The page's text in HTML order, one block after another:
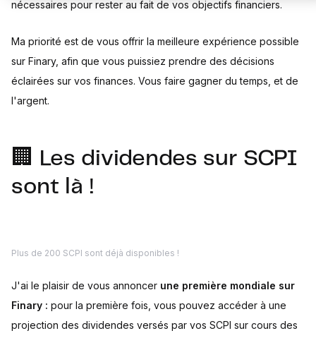
nécessaires pour rester au fait de vos objectifs financiers.
Ma priorité est de vous offrir la meilleure expérience possible
sur Finary, afin que vous puissiez prendre des décisions
éclairées sur vos finances. Vous faire gagner du temps, et de
l'argent.
🏢 Les dividendes sur SCPI
sont là !
Plus de 200 SCPI sont déjà disponibles !
J'ai le plaisir de vous annoncer une première mondiale sur
Finary : pour la première fois, vous pouvez accéder à une
projection des dividendes versés par vos SCPI sur cours des